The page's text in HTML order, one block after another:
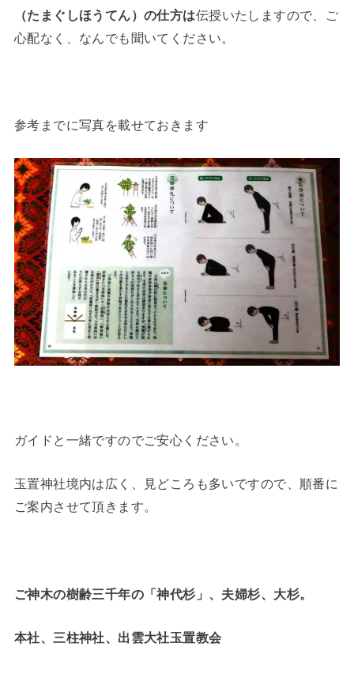
（たまぐしほうてん）の仕方は伝授いたしますので、ご
心配なく、なんでも聞いてください。
参考までに写真を載せておきます
ガイドと一緒ですのでご安心ください。
玉置神社境内は広く、見どころも多いですので、順番に
ご案内させて頂きます。
ご神木の樹齢三千年の「神代杉」、夫婦杉、大杉。
本社、三柱神社、出雲大社玉置教会